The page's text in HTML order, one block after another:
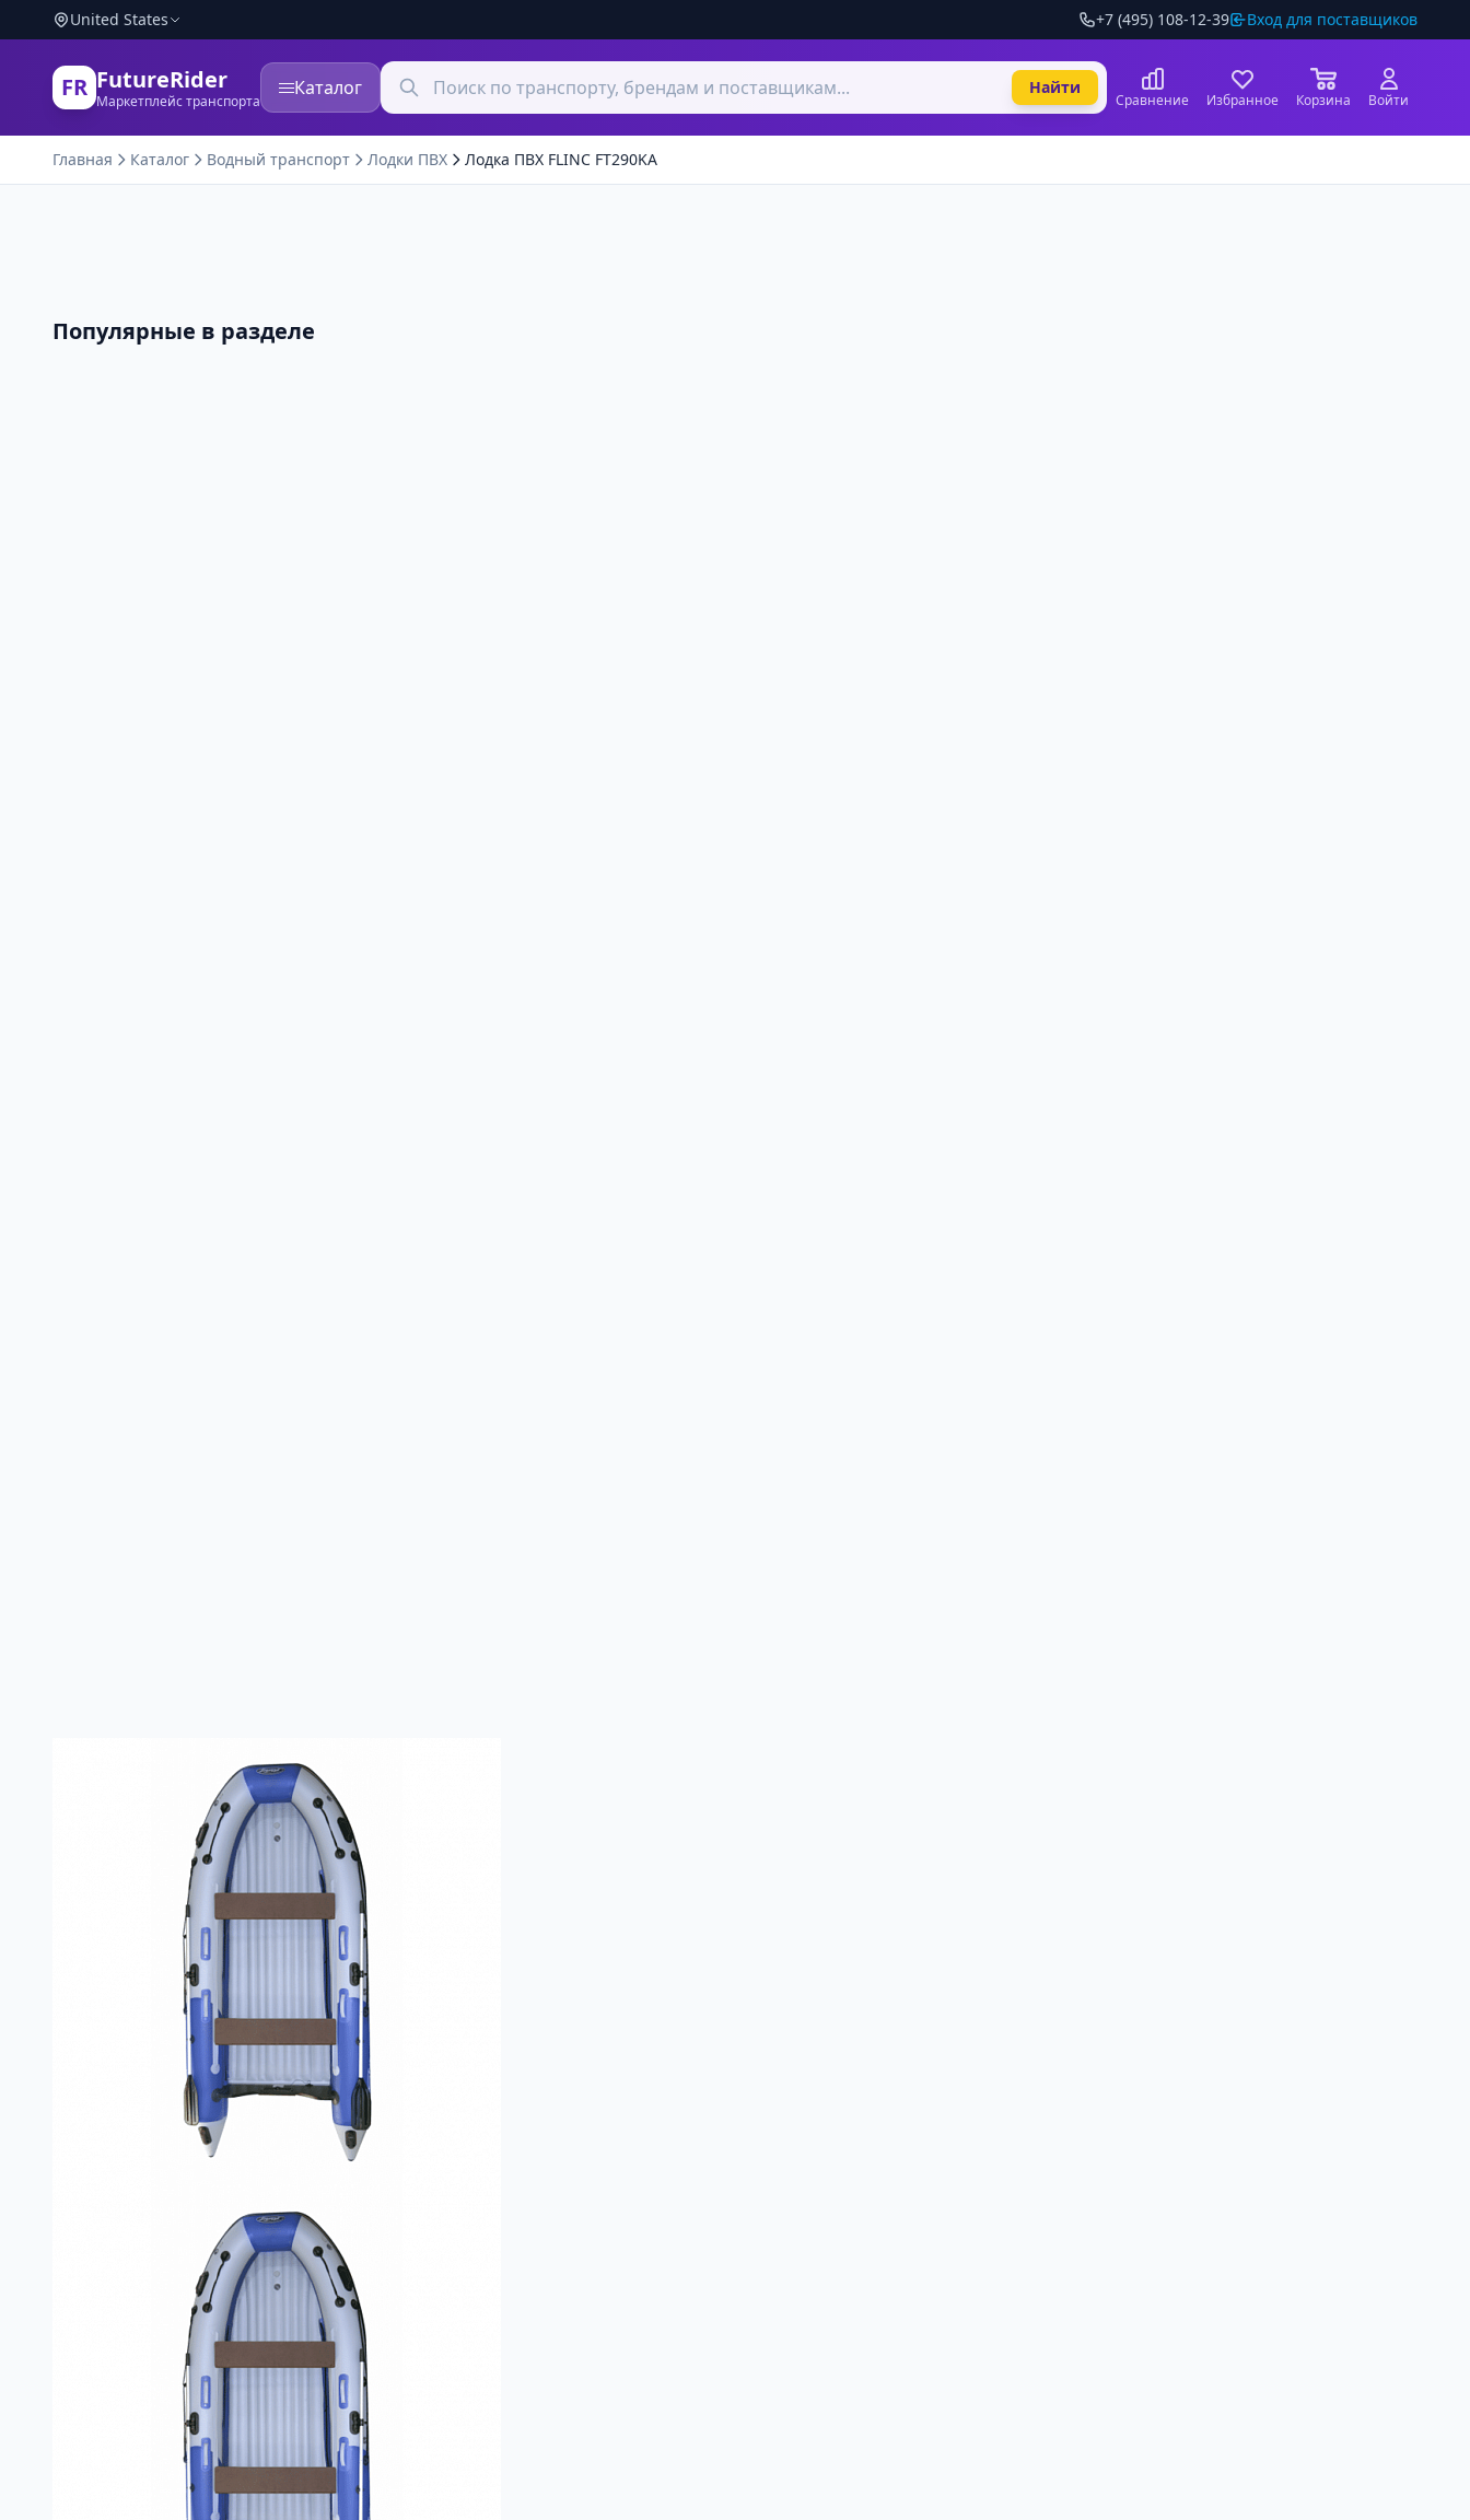
United States +7 (495) 108-12-39 Вход для поставщиков
FR FutureRider
Маркетплейс транспорта
Каталог Найти
Сравнение Избранное Корзина Войти
Главная Каталог Водный транспорт Лодки ПВХ Лодка ПВХ FLINC FT290KA
Популярные в разделе